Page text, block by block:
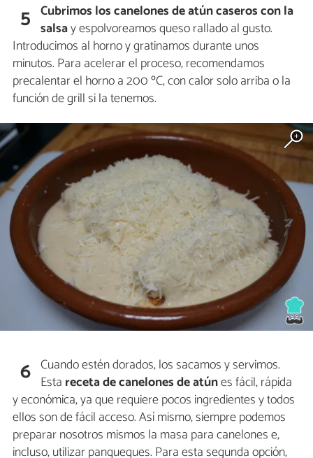
5 Cubrimos los canelones de atún caseros con la
salsay espolvoreamos queso rallado al gusto.
Introducimos al horno y gratinamos durante unos
minutos. Para acelerar el proceso, recomendamos
precalentar el horno a 200 ºC, con calor solo arriba o la
función de grill si la tenemos.
6 Cuando estén dorados, los sacamos y servimos.
Esta receta de canelones de atúnes fácil, rápida
y económica, ya que requiere pocos ingredientes y todos
ellos son de fácil acceso. Así mismo, siempre podemos
preparar nosotros mismos la masa para canelones e,
incluso, utilizar panqueques. Para esta segunda opción,